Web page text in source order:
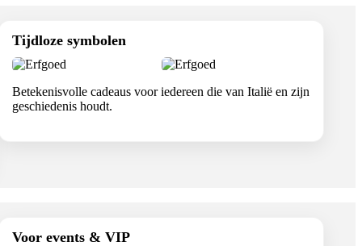
Tijdloze symbolen
Betekenisvolle cadeaus voor iedereen die van Italië en zijn
geschiedenis houdt.
Voor events & VIP